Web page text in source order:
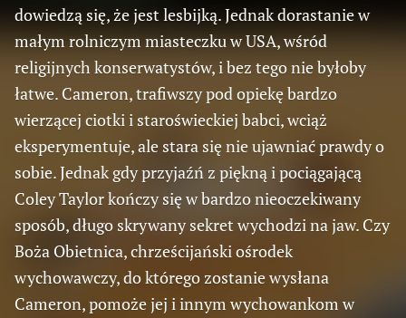
dowiedzą się, że jest lesbijką. Jednak dorastanie w
małym rolniczym miasteczku w USA, wśród
religijnych konserwatystów, i bez tego nie byłoby
łatwe. Cameron, trafiwszy pod opiekę bardzo
wierzącej ciotki i staroświeckiej babci, wciąż
eksperymentuje, ale stara się nie ujawniać prawdy o
sobie. Jednak gdy przyjaźń z piękną i pociągającą
Coley Taylor kończy się w bardzo nieoczekiwany
sposób, długo skrywany sekret wychodzi na jaw. Czy
Boża Obietnica, chrześcijański ośrodek
wychowawczy, do którego zostanie wysłana
Cameron, pomoże jej i innym wychowankom w